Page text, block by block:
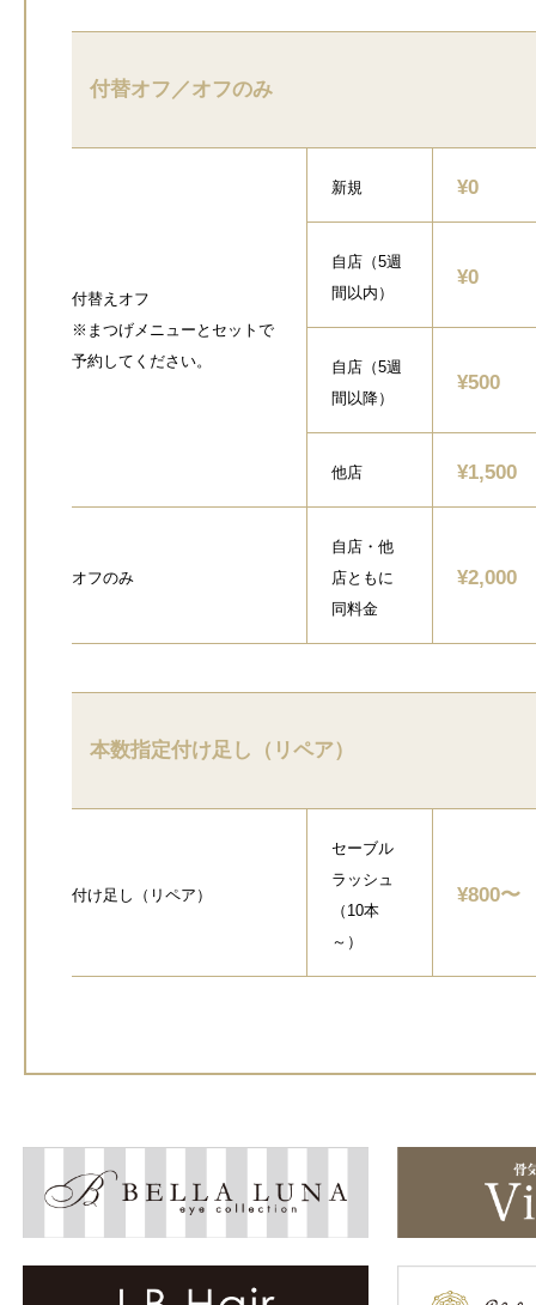
付替オフ／オフのみ
付替えオフ
※まつげメニューとセットで
予約してください。
新規 ¥0
自店（5週
間以内）
¥0
自店（5週
間以降）
¥500
他店 ¥1,500
オフのみ
自店・他
店ともに
同料金
¥2,000
本数指定付け足し（リペア）
付け足し（リペア）
セーブル
ラッシュ
（10本
～）
¥800〜